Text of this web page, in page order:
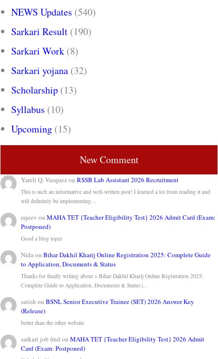
NEWS Updates (540)
Sarkari Result (190)
Sarkari Work (8)
Sarkari yojana (32)
Scholarship (13)
Syllabus (10)
Upcoming (15)
New Comment
Yareli Q. VasquezonRSSB Lab Assistant 2026 Recruitment
This is such an informative and well-written post! I learned a lot from reading it and
will definitely be implementing…
rajeev onMAHA TET {Teacher Eligibility Test} 2026 Admit Card (Exam:
Postponed)
Good a blog toper
NidaonBihar Dakhil Kharij Online Registration 2025: Complete Guide
to Application, Documents & Status
Thanks for finally writing about > Bihar Dakhil Kharij Online Registration 2025:
Complete Guide to Application, Documents & Status |…
satish onBSNL Senior Executive Trainee (SET) 2026 Answer Key
(Release)
better than the other website
sarkari job find onMAHA TET {Teacher Eligibility Test} 2026 Admit
Card (Exam: Postponed)